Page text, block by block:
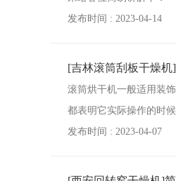
发布时间 : 2023-04-14
[吉林滚筒刮板干燥
滚筒烘干机一般适用装
都表明它实际操作的时
发布时间 : 2023-04-07